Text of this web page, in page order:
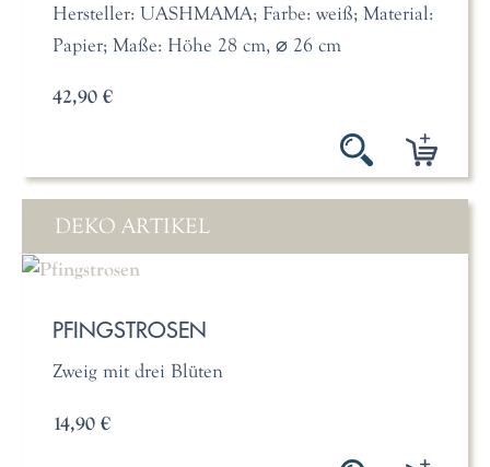
Hersteller: UASHMAMA; Farbe: weiß; Material:
Papier; Maße: Höhe 28 cm, ⌀ 26 cm
42,90 €
DEKO ARTIKEL
PFINGSTROSEN
Zweig mit drei Blüten
14,90 €